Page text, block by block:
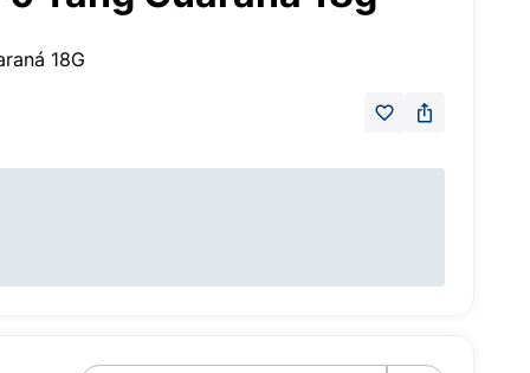
18G